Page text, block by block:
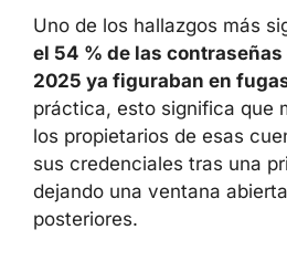
Uno de los hallazgos más
queel 54 % de las
comprometidas en 2025
fugas anteriores. En la
significa que más de la
propietarios de esas
sus credenciales tras una